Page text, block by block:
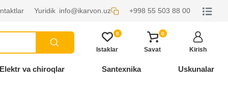
Yuridik info@ikarvon.uz +998 55 503 88 00
0
Istaklar
0
Savat Kirish
va chiroqlar Santexnika Uskunalar